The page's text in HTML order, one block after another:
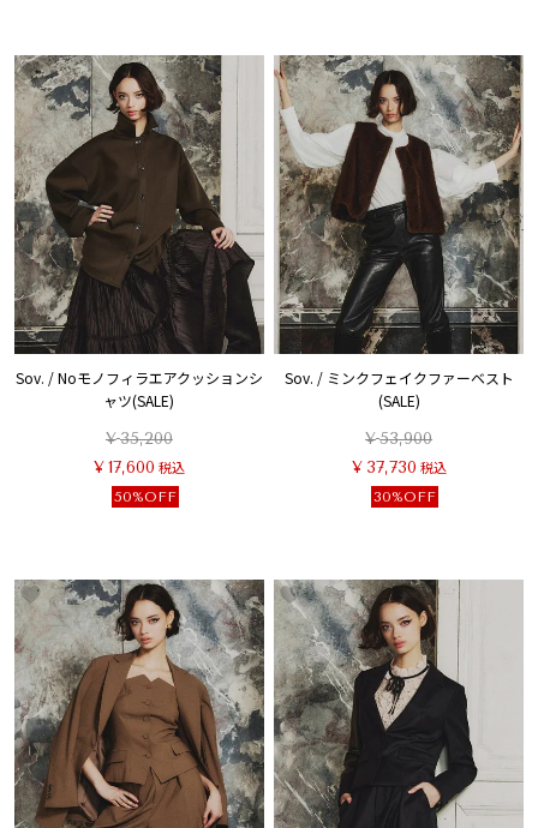
Sov. / Noモノフィラエアクッションシ
ャツ(SALE)
¥35,200
¥17,600 税込
50%OFF
Sov. / ミンクフェイクファーベスト
(SALE)
¥53,900
¥ 37,730 税込
30%OFF